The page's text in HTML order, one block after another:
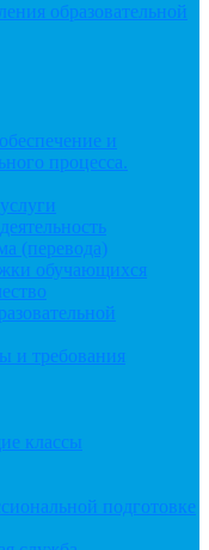
образовательной
и
процесса.
(перевода)
обучающихся
и требования
классы
подготовке